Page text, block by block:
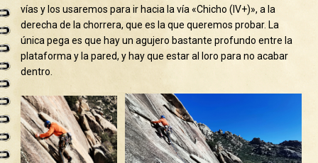
vías y los usaremos para ir hacia la vía «Chicho (IV+)», a la
derecha de la chorrera, que es la que queremos probar. La
única pega es que hay un agujero bastante profundo entre la
plataforma y la pared, y hay que estar al loro para no acabar
dentro.